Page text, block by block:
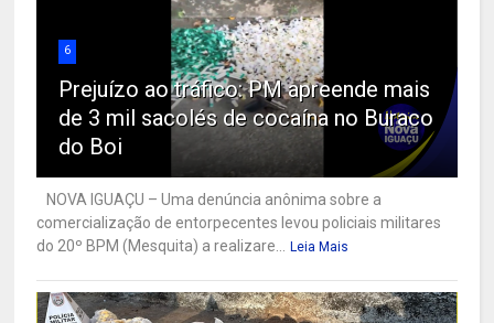
6
Prejuízo ao tráfico: PM apreende mais
de 3 mil sacolés de cocaína no Buraco
do Boi
NOVA IGUAÇU – Uma denúncia anônima sobre a
comercialização de entorpecentes levou policiais militares
do 20º BPM (Mesquita) a realizare...
Leia Mais